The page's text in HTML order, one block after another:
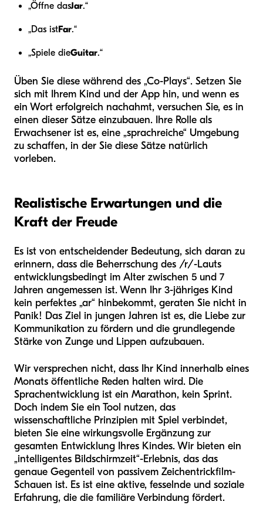
„Öffne dasJar.“
„Das istFar.“
„Spiele dieGuitar.“
Üben Sie diese während des „Co-Plays“. Setzen Sie
sich mit Ihrem Kind und der App hin, und wenn es
ein Wort erfolgreich nachahmt, versuchen Sie, es in
einen dieser Sätze einzubauen. Ihre Rolle als
Erwachsener ist es, eine „sprachreiche“ Umgebung
zu schaffen, in der Sie diese Sätze natürlich
vorleben.
Realistische Erwartungen und die
Kraft der Freude
Es ist von entscheidender Bedeutung, sich daran zu
erinnern, dass die Beherrschung des /r/-Lauts
entwicklungsbedingt im Alter zwischen 5 und 7
Jahren angemessen ist. Wenn Ihr 3-jähriges Kind
kein perfektes „ar“ hinbekommt, geraten Sie nicht in
Panik! Das Ziel in jungen Jahren ist es, die Liebe zur
Kommunikation zu fördern und die grundlegende
Stärke von Zunge und Lippen aufzubauen.
Wir versprechen nicht, dass Ihr Kind innerhalb eines
Monats öffentliche Reden halten wird. Die
Sprachentwicklung ist ein Marathon, kein Sprint.
Doch indem Sie ein Tool nutzen, das
wissenschaftliche Prinzipien mit Spiel verbindet,
bieten Sie eine wirkungsvolle Ergänzung zur
gesamten Entwicklung Ihres Kindes. Wir bieten ein
„intelligentes Bildschirmzeit“-Erlebnis, das das
genaue Gegenteil von passivem Zeichentrickfilm-
Schauen ist. Es ist eine aktive, fesselnde und soziale
Erfahrung, die die familiäre Verbindung fördert.